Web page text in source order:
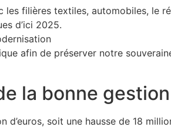
les filières textiles, automobiles, le
d’ici 2025.
afin de préserver notre
la bonne gestion
soit une hausse de 18